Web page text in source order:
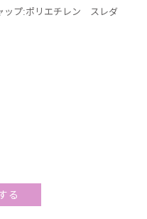
ップ:ポリエチレン スレダ
る